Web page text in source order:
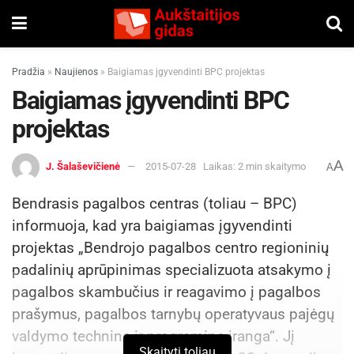
Pradžia » Naujienos » Baigiamas įgyvendinti BPC projektas
Baigiamas įgyvendinti BPC
projektas
J. Šalaševičienė 2015-07-28 Laikas: 2 min skaitymo AA
Bendrasis pagalbos centras (toliau – BPC)
informuoja, kad yra baigiamas įgyvendinti
projektas „Bendrojo pagalbos centro regioninių
padalinių aprūpinimas specializuota atsakymo į
pagalbos skambučius ir reagavimo į pagalbos
prašymus, pagalbos tarnybų operatyvaus pajėgų
valdymo technine ir programine įranga“. Jį